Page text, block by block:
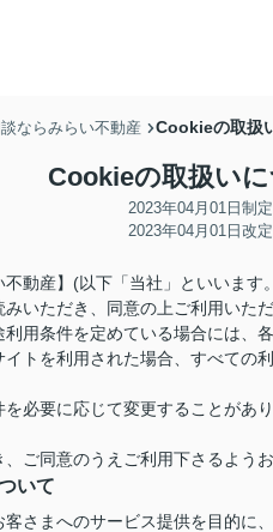
ならみらい不動産 Cookieの取扱
Cookieの取扱い
2023年04月01日制定
2023年04月01日改定
動産】(以下「当社」といいま
いただき、同意の上ご利用いた
用条件を定めている場合には、
トを利用された場合、すべての
必要に応じて変更することがあ
ご同意のうえご利用下さるようお
いて
さまへのサービス提供を目的に